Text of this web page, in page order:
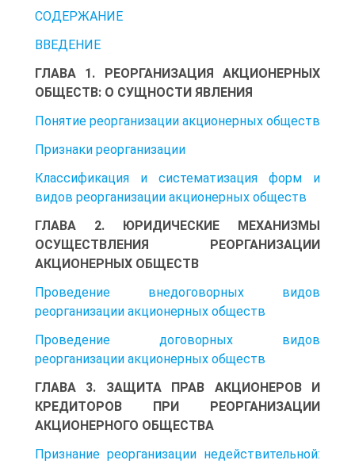
СОДЕРЖАНИЕ
ВВЕДЕНИЕ
ГЛАВА 1. РЕОРГАНИЗАЦИЯ АКЦИОНЕРНЫХ
ОБЩЕСТВ: О СУЩНОСТИ ЯВЛЕНИЯ
Понятие реорганизации акционерных обществ
Признаки реорганизации
Классификация и систематизация форм и
видов реорганизации акционерных обществ
ГЛАВА 2. ЮРИДИЧЕСКИЕ МЕХАНИЗМЫ
ОСУЩЕСТВЛЕНИЯ РЕОРГАНИЗАЦИИ
АКЦИОНЕРНЫХ ОБЩЕСТВ
Проведение внедоговорных видов
реорганизации акционерных обществ
Проведение договорных видов
реорганизации акционерных обществ
ГЛАВА 3. ЗАЩИТА ПРАВ АКЦИОНЕРОВ И
КРЕДИТОРОВ ПРИ РЕОРГАНИЗАЦИИ
АКЦИОНЕРНОГО ОБЩЕСТВА
Признание реорганизации недействительной: